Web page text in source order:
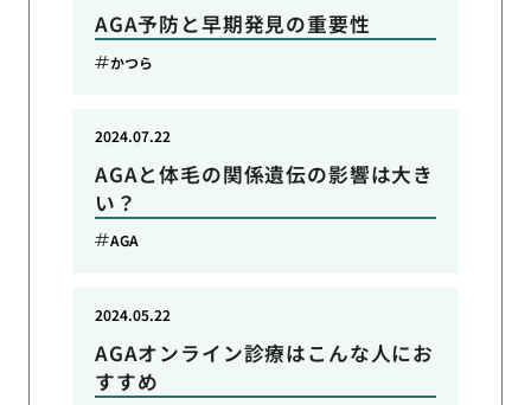
AGA予防と早期発見の重要性
かつら
AGAと体毛の関係遺伝の影響は大き
い？
2024.07.22
AGA
AGAオンライン診療はこんな人にお
すすめ
2024.05.22